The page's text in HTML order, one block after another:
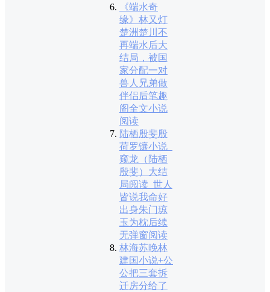
《端水奇
缘》林又灯
楚洲楚川不
再端水后大
结局，被国
家分配一对
兽人兄弟做
伴侣后笔趣
阁全文小说
阅读
陆栖殷斐殷
荷罗镶小说_
窥龙（陆栖
殷斐）大结
局阅读_世人
皆说我命好
出身朱门琼
玉为枕后续
无弹窗阅读
林海苏晚林
建国小说+公
公把三套拆
迁房分给了